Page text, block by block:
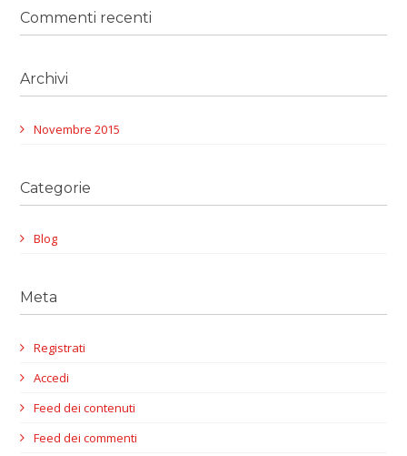
Commenti recenti
Archivi
Novembre 2015
Categorie
Blog
Meta
Registrati
Accedi
Feed dei contenuti
Feed dei commenti